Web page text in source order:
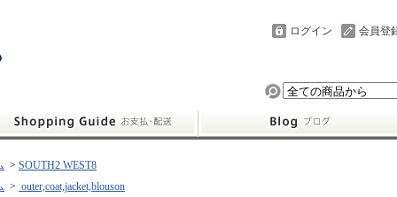
会員登
ログイン
> SOUTH2 WEST8
> outer,coat,jacket,blouson